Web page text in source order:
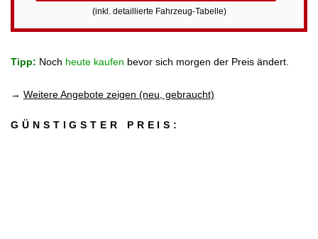
(inkl. detaillierte Fahrzeug-Tabelle)
Tipp: Noch heute kaufen bevor sich morgen der Preis ändert.
→ Weitere Angebote zeigen (neu, gebraucht)
GÜNSTIGSTER PREIS: